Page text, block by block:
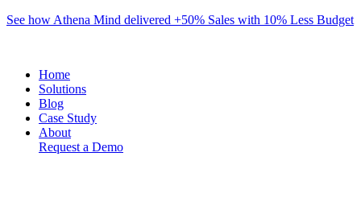
Skip
See how Athena Mind delivered +50% Sales with 10% Less Budget
Home
Solutions
Blog
Case Study
About
Request a Demo